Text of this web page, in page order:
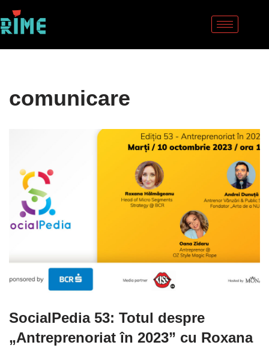
Sari
comunicare
SocialPedia 53: Totul despre
„Antreprenoriat în 2023” cu Roxana